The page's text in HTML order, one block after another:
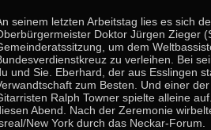
seinem letzten Arbeitstag lies es sich
Doktor Jürgen Zieger
um dem
zu verleihen. Bei
und Sie. Eberhard, der aus Esslingen
zum Besten. Und einer
Ralph Towner spielte alleine
Abend. Nach der Zeremonie
New York durch das Neckar-Forum.